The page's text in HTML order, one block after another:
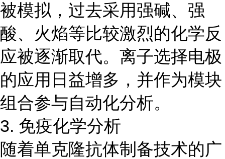
被模拟，过去采用强碱、强
酸、火焰等比较激烈的化学反
应被逐渐取代。离子选择电极
的应用日益增多，并作为模块
组合参与自动化分析。
3. 免疫化学分析
随着单克隆抗体制备技术的广